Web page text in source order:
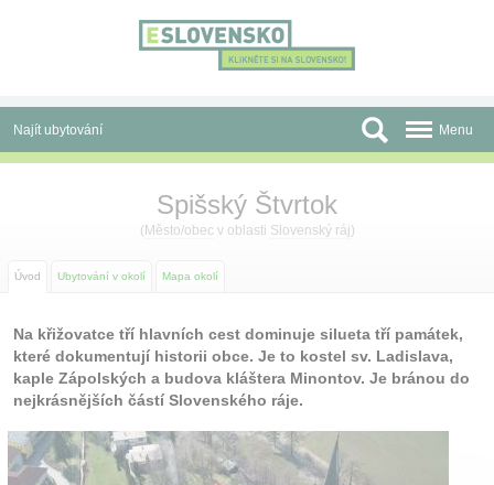
Najít ubytování
Autobusové zájezdy
Před cestou
Atrakce
O nás
Menu
Spišský Štvrtok
( Město/obec v oblasti Slovenský ráj)
Úvod Ubytování v okolí Mapa okolí
Na křižovatce tří hlavních cest dominuje silueta tří památek,
které dokumentují historii obce. Je to kostel sv. Ladislava,
kaple Zápolských a budova kláštera Minontov. Je bránou do
nejkrásnějších částí Slovenského ráje.